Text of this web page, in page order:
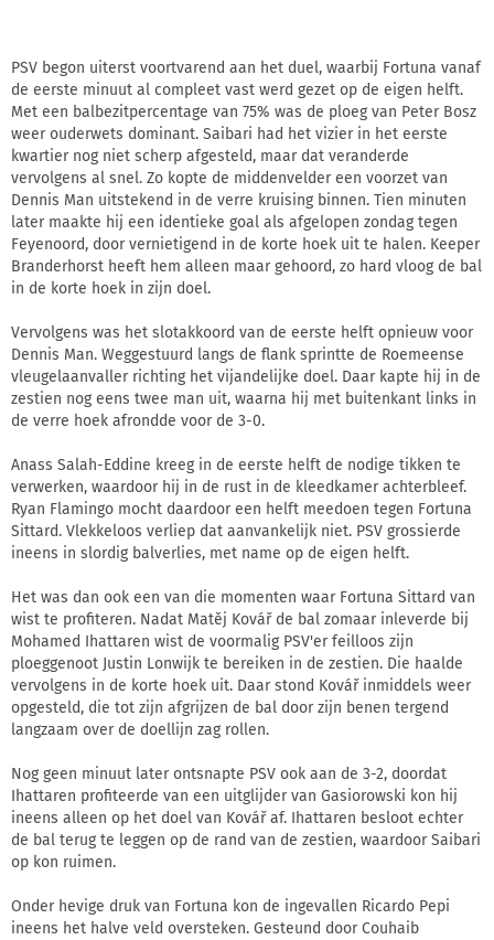
PSV begon uiterst voortvarend aan het duel, waarbij Fortuna vanaf
de eerste minuut al compleet vast werd gezet op de eigen helft.
Met een balbezitpercentage van 75% was de ploeg van Peter Bosz
weer ouderwets dominant. Saibari had het vizier in het eerste
kwartier nog niet scherp afgesteld, maar dat veranderde
vervolgens al snel. Zo kopte de middenvelder een voorzet van
Dennis Man uitstekend in de verre kruising binnen. Tien minuten
later maakte hij een identieke goal als afgelopen zondag tegen
Feyenoord, door vernietigend in de korte hoek uit te halen. Keeper
Branderhorst heeft hem alleen maar gehoord, zo hard vloog de bal
in de korte hoek in zijn doel.
Vervolgens was het slotakkoord van de eerste helft opnieuw voor
Dennis Man. Weggestuurd langs de flank sprintte de Roemeense
vleugelaanvaller richting het vijandelijke doel. Daar kapte hij in de
zestien nog eens twee man uit, waarna hij met buitenkant links in
de verre hoek afrondde voor de 3-0.
Anass Salah-Eddine kreeg in de eerste helft de nodige tikken te
verwerken, waardoor hij in de rust in de kleedkamer achterbleef.
Ryan Flamingo mocht daardoor een helft meedoen tegen Fortuna
Sittard. Vlekkeloos verliep dat aanvankelijk niet. PSV grossierde
ineens in slordig balverlies, met name op de eigen helft.
Het was dan ook een van die momenten waar Fortuna Sittard van
wist te profiteren. Nadat Matěj Kovář de bal zomaar inleverde bij
Mohamed Ihattaren wist de voormalig PSV'er feilloos zijn
ploeggenoot Justin Lonwijk te bereiken in de zestien. Die haalde
vervolgens in de korte hoek uit. Daar stond Kovář inmiddels weer
opgesteld, die tot zijn afgrijzen de bal door zijn benen tergend
langzaam over de doellijn zag rollen.
Nog geen minuut later ontsnapte PSV ook aan de 3-2, doordat
Ihattaren profiteerde van een uitglijder van Gasiorowski kon hij
ineens alleen op het doel van Kovář af. Ihattaren besloot echter
de bal terug te leggen op de rand van de zestien, waardoor Saibari
op kon ruimen.
Onder hevige druk van Fortuna kon de ingevallen Ricardo Pepi
ineens het halve veld oversteken. Gesteund door Couhaib